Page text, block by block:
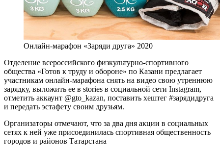
Онлайн-марафон «Заряди друга» 2020
Отделение всероссийского физкультурно-спортивного
общества «Готов к труду и обороне» по Казани предлагает
участникам онлайн-марафона снять на видео свою утреннюю
зарядку, выложить ее в stories в социальной сети Instagram,
отметить аккаунт @gto_kazan, поставить хештег #зарядидруга
и передать эстафету своим друзьям.
Организаторы отмечают, что за два дня акции в социальных
сетях к ней уже присоединилась спортивная общественность
городов и районов Татарстана